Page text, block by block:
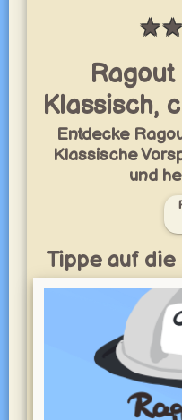
★★
Klassisch,
Entdecke
Klassische
und
Tippe auf die